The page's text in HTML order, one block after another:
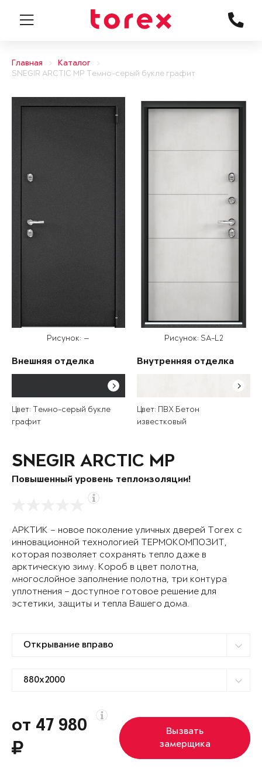
Главная
Каталог
SNEGIR ARCTIC MP Темно-серый букле графит
Рисунок: —
Внешняя отделка
Цвет: Темно-серый букле
графит
Рисунок: SA-L2
Внутренняя отделка
Цвет: ПВХ Бетон
известковый
SNEGIR ARCTIC MP
Повышенный уровень теплоизоляции!
АРКТИК – новое поколение уличных дверей Torex с
инновационной технологией ТЕРМОКОМПОЗИТ,
которая позволяет сохранять тепло даже в
арктическую зиму. Короб в цвет полотна,
многослойное заполнение полотна, три контура
уплотнения – доступное готовое решение для
эстетики, защиты и тепла Вашего дома.
от 47 980
Вызвать
замерщика